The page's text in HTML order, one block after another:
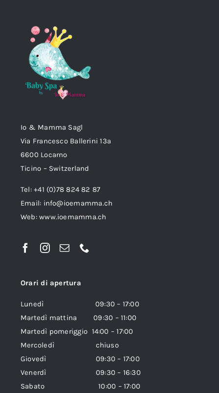
Io & Mamma Sagl
Via Francesco Ballerini 13a
6600 Locarno
Ticino – Switzerland
Tel: +41 (0)78 824 82 87
Email: info@ioemamma.ch
Web:www.ioemamma.ch
Orari di apertura
Lunedì 09:30 – 17:00
Martedì mattina 09:30 – 11:00
Martedì pomeriggio 14:00 – 17:00
Mercoledì chiuso
Giovedì 09:30 – 17:00
Venerdì 09:30 – 16:30
Sabato 10:00 – 17:00